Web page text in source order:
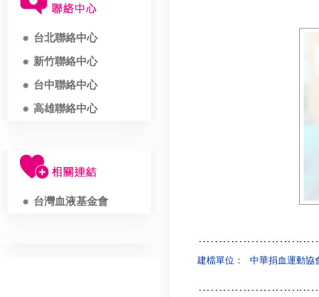
台北聯絡中心
新竹聯絡中心
台中聯絡中心
高雄聯絡中心
台灣血液基金會
建檔單位： 中華捐血運動協